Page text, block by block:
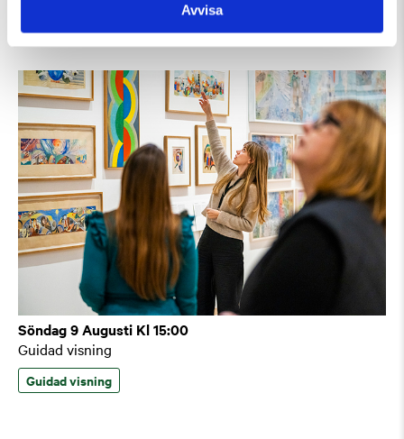
Avvisa
Tillfällig utställning
Söndag 9 Augusti Kl 15:00
Guidad visning
Guidad visning